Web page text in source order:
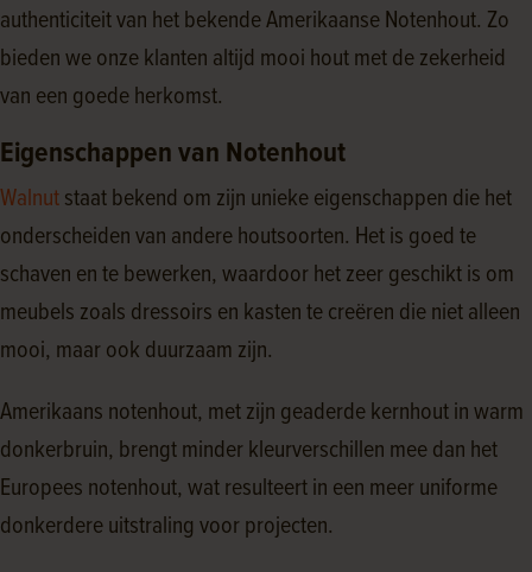
authenticiteit van het bekende Amerikaanse Notenhout. Zo
bieden we onze klanten altijd mooi hout met de zekerheid
van een goede herkomst.
Eigenschappen van Notenhout
Walnutstaat bekend om zijn unieke eigenschappen die het
onderscheiden van andere houtsoorten. Het is goed te
schaven en te bewerken, waardoor het zeer geschikt is om
meubels zoals dressoirs en kasten te creëren die niet alleen
mooi, maar ook duurzaam zijn.
Amerikaans notenhout, met zijn geaderde kernhout in warm
donkerbruin, brengt minder kleurverschillen mee dan het
Europees notenhout, wat resulteert in een meer uniforme
donkerdere uitstraling voor projecten.